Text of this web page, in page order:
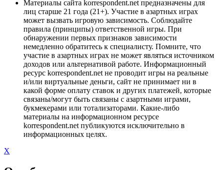
Материалы сайта korrespondent.net предназначены для
лиц старше 21 года (21+). Участие в азартных играх
может вызвать игровую зависимость. Соблюдайте
правила (принципы) ответственной игры. При
обнаружении первых признаков зависимости
немедленно обратитесь к специалисту. Помните, что
участие в азартных играх не может являться источником
доходов или альтернативой работе. Информационный
ресурс korrespondent.net не проводит игры на реальные
и/или виртуальные деньги, сайт не принимает ни в
какой форме оплату ставок и других платежей, которые
связаны/могут быть связаны с азартными играми,
букмекерами или тотализаторами. Какие-либо
материалы на информационном ресурсе
korrespondent.net публикуются исключительно в
информационных целях.
X